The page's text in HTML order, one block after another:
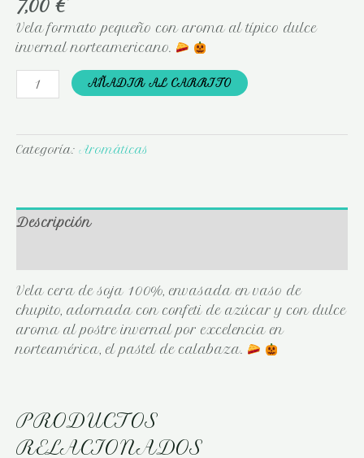
7,00 €
Vela formato pequeño con aroma al típico dulce
invernal norteamericano.
AÑADIR AL CARRITO
Categoría: Aromáticas
Descripción
Vela cera de soja 100%, envasada en vaso de
chupito, adornada con confeti de azúcar y con dulce
aroma al postre invernal por excelencia en
norteamérica, el pastel de calabaza.
PRODUCTOS
RELACIONADOS